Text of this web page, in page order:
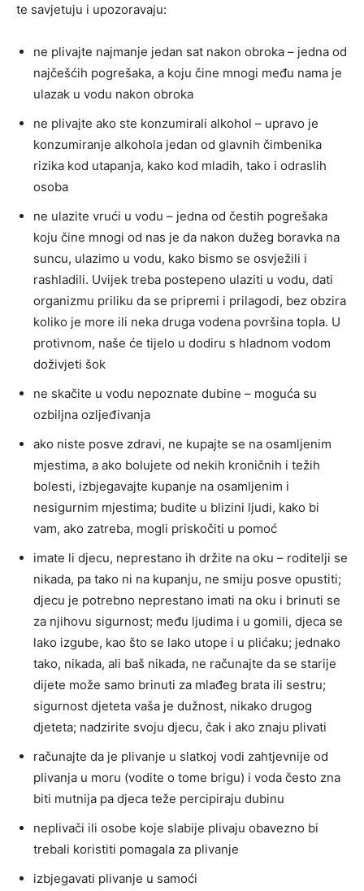
te savjetuju i upozoravaju:
ne plivajte najmanje jedan sat nakon obroka – jedna od
najčešćih pogrešaka, a koju čine mnogi među nama je
ulazak u vodu nakon obroka
ne plivajte ako ste konzumirali alkohol – upravo je
konzumiranje alkohola jedan od glavnih čimbenika
rizika kod utapanja, kako kod mladih, tako i odraslih
osoba
ne ulazite vrući u vodu – jedna od čestih pogrešaka
koju čine mnogi od nas je da nakon dužeg boravka na
suncu, ulazimo u vodu, kako bismo se osvježili i
rashladili. Uvijek treba postepeno ulaziti u vodu, dati
organizmu priliku da se pripremi i prilagodi, bez obzira
koliko je more ili neka druga vodena površina topla. U
protivnom, naše će tijelo u dodiru s hladnom vodom
doživjeti šok
ne skačite u vodu nepoznate dubine – moguća su
ozbiljna ozljeđivanja
ako niste posve zdravi, ne kupajte se na osamljenim
mjestima, a ako bolujete od nekih kroničnih i težih
bolesti, izbjegavajte kupanje na osamljenim i
nesigurnim mjestima; budite u blizini ljudi, kako bi
vam, ako zatreba, mogli priskočiti u pomoć
imate li djecu, neprestano ih držite na oku – roditelji se
nikada, pa tako ni na kupanju, ne smiju posve opustiti;
djecu je potrebno neprestano imati na oku i brinuti se
za njihovu sigurnost; među ljudima i u gomili, djeca se
lako izgube, kao što se lako utope i u plićaku; jednako
tako, nikada, ali baš nikada, ne računajte da se starije
dijete može samo brinuti za mlađeg brata ili sestru;
sigurnost djeteta vaša je dužnost, nikako drugog
djeteta; nadzirite svoju djecu, čak i ako znaju plivati
računajte da je plivanje u slatkoj vodi zahtjevnije od
plivanja u moru (vodite o tome brigu) i voda često zna
biti mutnija pa djeca teže percipiraju dubinu
neplivači ili osobe koje slabije plivaju obavezno bi
trebali koristiti pomagala za plivanje
izbjegavati plivanje u samoći